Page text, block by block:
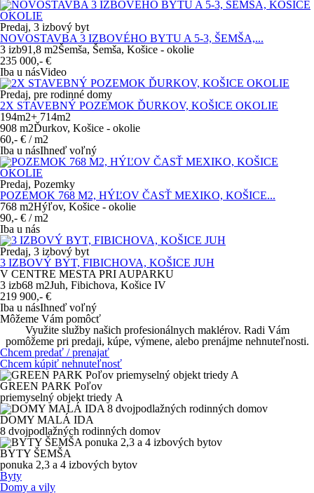
Predaj, 3 izbový byt
NOVOSTAVBA 3 IZBOVÉHO BYTU A 5-3, ŠEMŠA,...
3 izb91,8 m2Šemša, Šemša, Košice - okolie
235 000,- €
Iba u násVideo
Predaj, pre rodinné domy
2X STAVEBNÝ POZEMOK ĎURKOV, KOŠICE OKOLIE
194m2+ 714m2
908 m2Ďurkov, Košice - okolie
60,- € / m2
Iba u násIhneď voľný
Predaj, Pozemky
POZEMOK 768 M2, HÝĽOV ČASŤ MEXIKO, KOŠICE...
768 m2Hýľov, Košice - okolie
90,- € / m2
Iba u nás
Predaj, 3 izbový byt
3 IZBOVÝ BYT, FIBICHOVA, KOŠICE JUH
V CENTRE MESTA PRI AUPARKU
3 izb68 m2Juh, Fibichova, Košice IV
219 900,- €
Iba u násIhneď voľný
Môžeme Vám pomôcť
Využite služby našich profesionálnych maklérov. Radi Vám
pomôžeme pri predaji, kúpe, výmene, alebo prenájme nehnuteľnosti.
Chcem predať / prenajať
Chcem kúpiť nehnuteľnosť
GREEN PARK Poľov
priemyselný objekt triedy A
DOMY MALÁ IDA
8 dvojpodlažných rodinných domov
BYTY ŠEMŠA
ponuka 2,3 a 4 izbových bytov
Byty
Domy a vily